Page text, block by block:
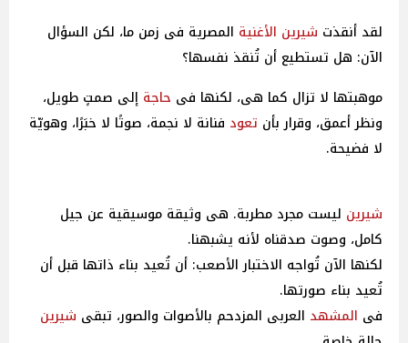
لقد أنقذت شيرين الأغنية المصرية فى زمن ما، لكن السؤال
الآن: هل تستطيع أن تُنقذ نفسها؟
موهبتها لا تزال كما هى، لكنها فى حاجة إلى صمتٍ طويل،
ونظر أعمق، وقرار بأن تعود فنانة لا نجمة، صوتًا لا خبَرًا، وهويّة
لا فضيحة.
شيرين ليست مجرد مطربة. هى وثيقة موسيقية عن جيل
كامل، وصوت صدقناه لأنه يشبهنا.
لكنها الآن تُواجه الاختبار الأصعب: أن تُعيد بناء ذاتها قبل أن
تُعيد بناء صورتها.
فى المشهد العربى المزدحم بالأصوات والصور، تبقى شيرين